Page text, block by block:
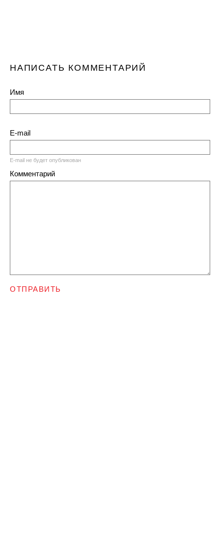
НАПИСАТЬ КОММЕНТАРИЙ
Имя
E-mail
E-mail не будет опубликован
Комментарий
ОТПРАВИТЬ